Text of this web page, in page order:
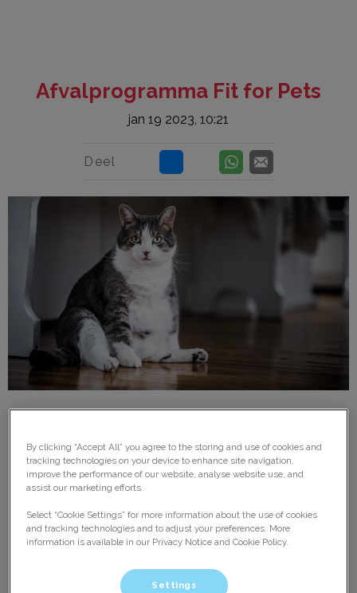
Afvalprogramma Fit for Pets
jan 19 2023, 10:21
Deel
Wat houdt de actiemaand in?
vrijblijvend te komen wegen. Samen
By clicking “Accept All” you agree to the storing and use of cookies and
tracking technologies on your device to enhance site navigation,
improve the performance of our website, analyse website use, and
assist our marketing efforts.
Select “Cookie Settings” for more information about the use of cookies
and tracking technologies and to adjust your preferences. More
information is available in our Privacy Notice and Cookie Policy.
Settings